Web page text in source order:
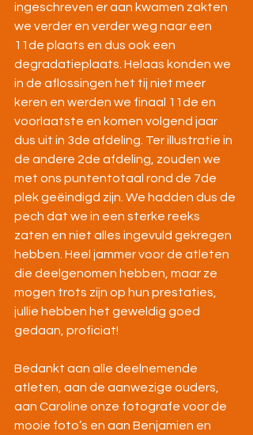
ingeschreven er aan kwamen zakten
we verder en verder weg naar een
11de plaats en dus ook een
degradatieplaats. Helaas konden we
in de aflossingen het tij niet meer
keren en werden we finaal 11de en
voorlaatste en komen volgend jaar
dus uit in 3de afdeling. Ter illustratie in
de andere 2de afdeling, zouden we
met ons puntentotaal rond de 7de
plek geëindigd zijn. We hadden dus de
pech dat we in een sterke reeks
zaten en niet alles ingevuld gekregen
hebben. Heel jammer voor de atleten
die deelgenomen hebben, maar ze
mogen trots zijn op hun prestaties,
jullie hebben het geweldig goed
gedaan, proficiat!
Bedankt aan alle deelnemende
atleten, aan de aanwezige ouders,
aan Caroline onze fotografe voor de
mooie foto’s en aan Benjamien en